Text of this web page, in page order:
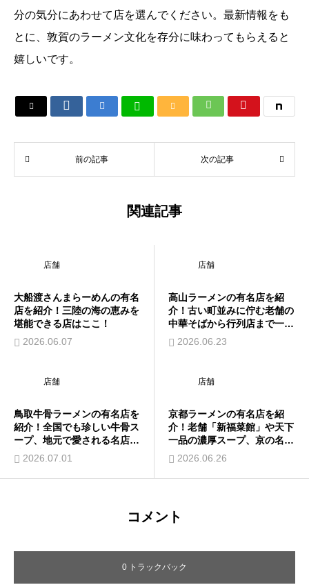
分の気分にあわせて店を選んでください。最新情報をも
とに、敦賀のラーメン文化を存分に味わってもらえると
嬉しいです。
     
前の記事 次の記事
関連記事
店舗
大船渡さんまらーめんの有名
店を紹介！三陸の海の恵みを
堪能できる店はここ！
2026.06.07
店舗
高山ラーメンの有名店を紹
介！古い町並みに佇む老舗の
中華そばから行列店まで一挙
紹介2026.06.23
店舗
鳥取牛骨ラーメンの有名店を
紹介！全国でも珍しい牛骨ス
ープ、地元で愛される名店の
味を堪能
2026.07.01
店舗
京都ラーメンの有名店を紹
介！老舗「新福菜館」や天下
一品の濃厚スープ、京の名店
巡り2026.06.26
コメント
0 トラックバック